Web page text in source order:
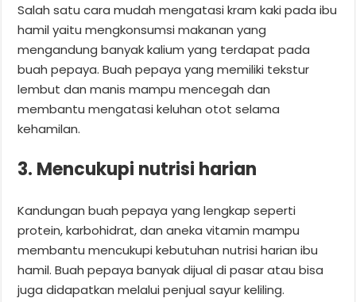
Salah satu cara mudah mengatasi kram kaki pada ibu
hamil yaitu mengkonsumsi makanan yang
mengandung banyak kalium yang terdapat pada
buah pepaya. Buah pepaya yang memiliki tekstur
lembut dan manis mampu mencegah dan
membantu mengatasi keluhan otot selama
kehamilan.
3. Mencukupi nutrisi harian
Kandungan buah pepaya yang lengkap seperti
protein, karbohidrat, dan aneka vitamin mampu
membantu mencukupi kebutuhan nutrisi harian ibu
hamil. Buah pepaya banyak dijual di pasar atau bisa
juga didapatkan melalui penjual sayur keliling.